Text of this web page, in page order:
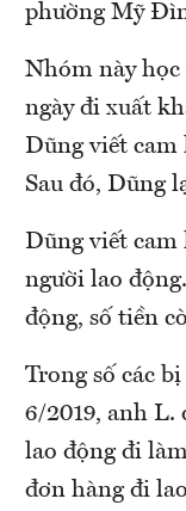
phường Mỹ
Nhóm này học
ngày đi xuất
Dũng viết cam
Sau đó, Dũng
Dũng viết cam
người lao
động, số tiền
Trong số các
6/2019, anh L.
lao động đi
đơn hàng đi